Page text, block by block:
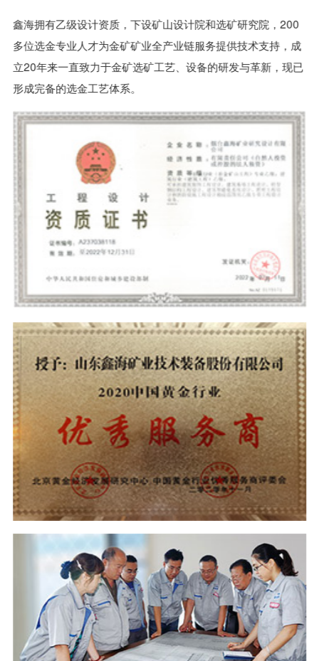
鑫海拥有乙级设计资质，下设矿山设计院和选矿研究院，200
多位选金专业人才为金矿矿业全产业链服务提供技术支持，成
立20年来一直致力于金矿选矿工艺、设备的研发与革新，现已
形成完备的选金工艺体系。